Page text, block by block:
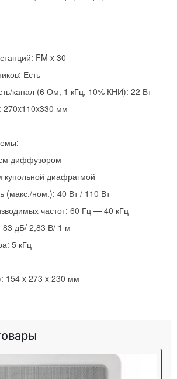
FM x 30
Есть
канал (6 Ом, 1 кГц, 10% КНИ): 22 Вт
мм
диффузором
купольной диафрагмой
(макс./ном.): 40 Вт / 110 Вт
частот: 60 Гц — 40 кГц
83 дБ/ 2,83 В/ 1 м
5 кГц
154 x 273 x 230 мм